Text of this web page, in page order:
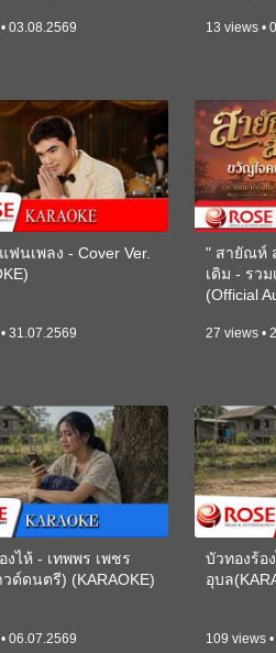
03.08.2569 13 views •
นเพลง - Cover Ver.
31.07.2569
" สายัณห์
เดิม - รวม
(Official
27 views •
งไห้ - เทพพร เพชร
ด์ดนตรี) (KARAOKE)
06.07.2569
บัวทองร้อ
อุบล
109 views